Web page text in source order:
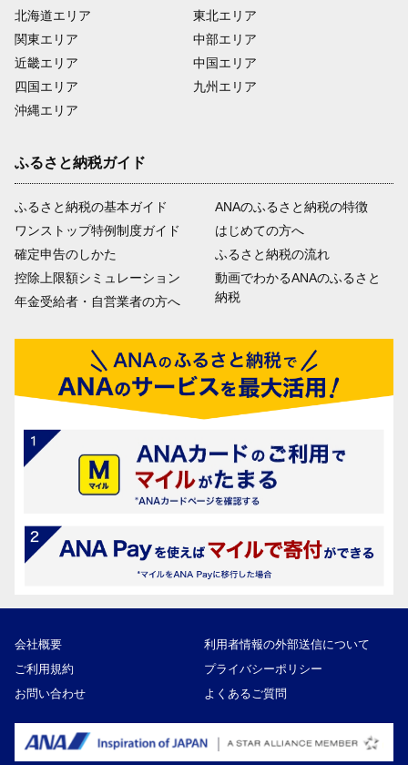
北海道エリア
関東エリア
近畿エリア
四国エリア
沖縄エリア
東北エリア
中部エリア
中国エリア
九州エリア
ふるさと納税ガイド
ふるさと納税の基本ガイド
ワンストップ特例制度ガイド
確定申告のしかた
控除上限額シミュレーション
年金受給者・自営業者の方へ
ANAのふるさと納税の特徴
はじめての方へ
ふるさと納税の流れ
動画でわかるANAのふるさと
納税
会社概要
利用者情報の外部送信について
ご利用規約
プライバシーポリシー
お問い合わせ
よくあるご質問